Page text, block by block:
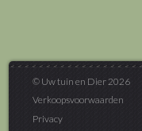
© Uw tuin en Dier 2026
Verkoopsvoorwaarden
Privacy